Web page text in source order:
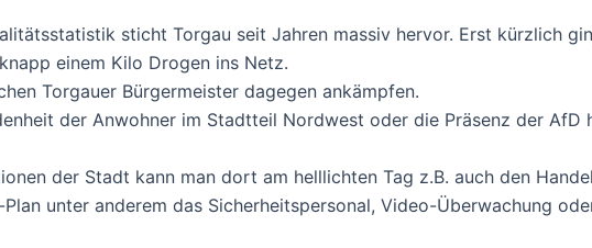
sticht Torgau seit Jahren massiv hervor. Erst kürzlich
einem Kilo Drogen ins Netz.
Torgauer Bürgermeister dagegen ankämpfen.
der Anwohner im Stadtteil Nordwest oder die Präsenz der AfD
der Stadt kann man dort am helllichten Tag z.B. auch den
unter anderem das Sicherheitspersonal, Video-Überwachung